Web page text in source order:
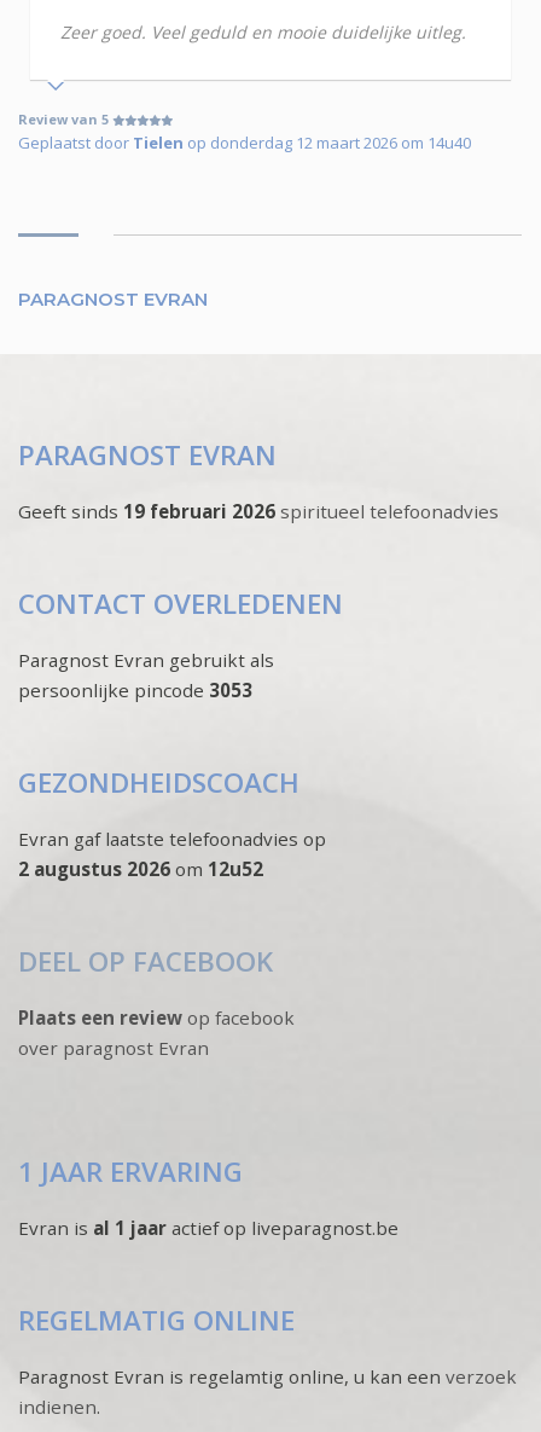
Zeer goed. Veel geduld en mooie duidelijke uitleg.
Review van 5
Geplaatst door Tielen op donderdag 12 maart 2026 om 14u40
PARAGNOST EVRAN
PARAGNOST EVRAN
Geeft sinds 19 februari 2026 spiritueel telefoonadvies
CONTACT OVERLEDENEN
Paragnost Evran gebruikt als
persoonlijke pincode 3053
GEZONDHEIDSCOACH
Evran gaf laatste telefoonadvies op
2 augustus 2026 om 12u52
DEEL OP FACEBOOK
Plaats een review op facebook
over paragnost Evran
1 JAAR ERVARING
Evran is al 1 jaar actief op liveparagnost.be
REGELMATIG ONLINE
Paragnost Evran is regelamtig online, u kan een verzoek
indienen.